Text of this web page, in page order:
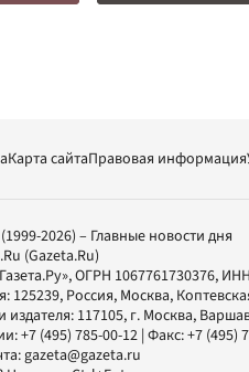
Карта сайтаПравовая информация
2026) – Главные новости дня
(Gazeta.Ru)
, ОГРН 1067761730376,
125239, Россия, Москва,
издателя: 117105, г. Москва,
+7 (495) 785-00-12 | Факс:+7 (495)
gazeta@gazeta.ru